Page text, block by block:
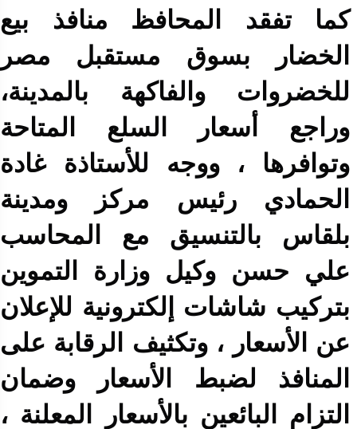
كما تفقد المحافظ منافذ بيع
الخضار بسوق مستقبل مصر
للخضروات والفاكهة بالمدينة،
وراجع أسعار السلع المتاحة
وتوافرها ، ووجه للأستاذة غادة
الحمادي رئيس مركز ومدينة
بلقاس بالتنسيق مع المحاسب
علي حسن وكيل وزارة التموين
بتركيب شاشات إلكترونية للإعلان
عن الأسعار ، وتكثيف الرقابة على
المنافذ لضبط الأسعار وضمان
التزام البائعين بالأسعار المعلنة ،